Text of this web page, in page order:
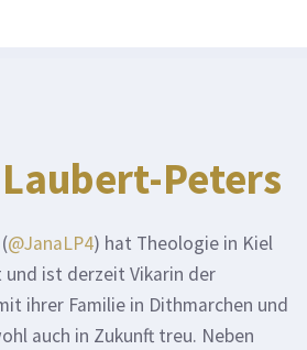
Peters
@JanaLP4) hat Theologie in Kiel
ist derzeit Vikarin der
ihrer Familie in Dithmarchen und
auch in Zukunft treu. Neben